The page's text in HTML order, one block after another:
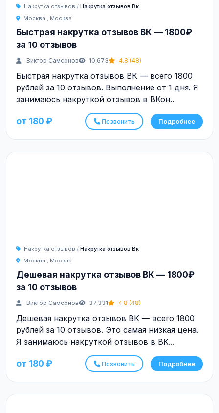
Накрутка отзывов / Накрутка отзывов Вк
Москва , Москва
Быстрая накрутка отзывов ВК — 1800₽
за 10 отзывов
Виктор Самсонов 10,673 4.8 (48)
Быстрая накрутка отзывов ВК — всего 1800
рублей за 10 отзывов. Выполнение от 1 дня. Я
занимаюсь накруткой отзывов в ВКон...
от 180 ₽ Позвонить Подробнее
Накрутка отзывов / Накрутка отзывов Вк
Москва , Москва
Дешевая накрутка отзывов ВК — 1800₽
за 10 отзывов
Виктор Самсонов 37,331 4.8 (48)
Дешевая накрутка отзывов ВК — всего 1800
рублей за 10 отзывов. Это самая низкая цена.
Я занимаюсь накруткой отзывов в ВК...
от 180 ₽ Позвонить Подробнее